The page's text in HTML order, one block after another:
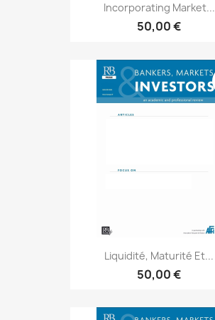
Incorporating Market...
50,00 €
Liquidité, Maturité Et...
50,00 €